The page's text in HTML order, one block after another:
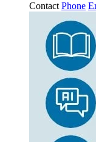
Contact Phone